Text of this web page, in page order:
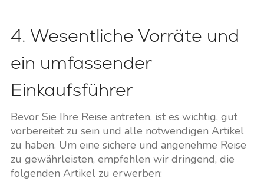
4. Wesentliche Vorräte und
ein umfassender
Einkaufsführer
Bevor Sie Ihre Reise antreten, ist es wichtig, gut
vorbereitet zu sein und alle notwendigen Artikel
zu haben. Um eine sichere und angenehme Reise
zu gewährleisten, empfehlen wir dringend, die
folgenden Artikel zu erwerben: